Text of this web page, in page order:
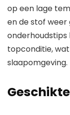
op een lage
en de stof weer
onderhoudstips
topconditie,
slaapomgeving.